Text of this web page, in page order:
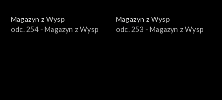
Magazyn z Wysp
odc. 254 - Magazyn z Wysp
Magazyn z Wysp
odc. 253 - Magazyn z Wysp